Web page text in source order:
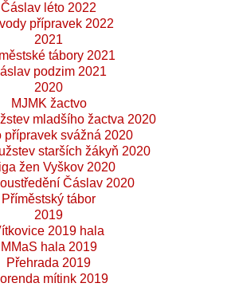
Čáslav léto 2022
přípravek 2022
2021
tábory 2021
podzim 2021
2020
MJMK žactvo
mladšího žactva 2020
přípravek svážná 2020
starších žákyň 2020
žen Vyškov 2020
Čáslav 2020
Příměstský tábor
2019
2019 hala
MMaS hala 2019
Přehrada 2019
mítink 2019